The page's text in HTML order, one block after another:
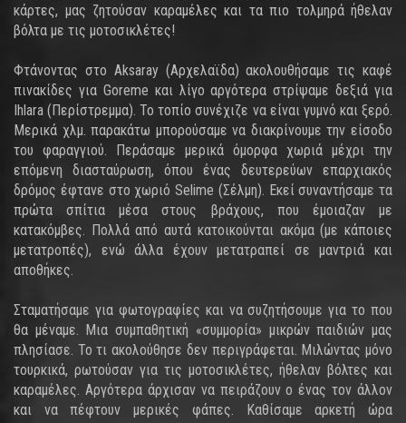
κάρτες, μας ζητούσαν καραμέλες και τα πιο τολμηρά ήθελαν
βόλτα με τις μοτοσικλέτες!
Φτάνοντας στο Aksaray (Αρχελαϊδα) ακολουθήσαμε τις καφέ
πινακίδες για Goreme και λίγο αργότερα στρίψαμε δεξιά για
Ihlara (Περίστρεμμα). Το τοπίο συνέχιζε να είναι γυμνό και ξερό.
Μερικά χλμ. παρακάτω μπορούσαμε να διακρίνουμε την είσοδο
του φαραγγιού. Περάσαμε μερικά όμορφα χωριά μέχρι την
επόμενη διασταύρωση, όπου ένας δευτερεύων επαρχιακός
δρόμος έφτανε στο χωριό Selime (Σέλμη). Εκεί συναντήσαμε τα
πρώτα σπίτια μέσα στους βράχους, που έμοιαζαν με
κατακόμβες. Πολλά από αυτά κατοικούνται ακόμα (με κάποιες
μετατροπές), ενώ άλλα έχουν μετατραπεί σε μαντριά και
αποθήκες.
Σταματήσαμε για φωτογραφίες και να συζητήσουμε για το που
θα μέναμε. Μια συμπαθητική «συμμορία» μικρών παιδιών μας
πλησίασε. Το τι ακολούθησε δεν περιγράφεται. Μιλώντας μόνο
τουρκικά, ρωτούσαν για τις μοτοσικλέτες, ήθελαν βόλτες και
καραμέλες. Αργότερα άρχισαν να πειράζουν ο ένας τον άλλον
και να πέφτουν μερικές φάπες. Καθίσαμε αρκετή ώρα